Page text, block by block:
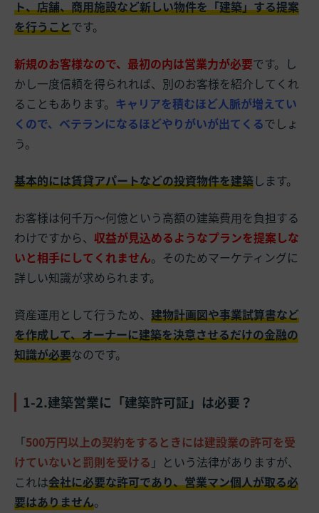
ト、店舗、商用施設など新しい物件を「建築」する提案
を行うことです。
新規のお客様なので、最初の内は営業力が必要です。し
かし一度信頼を得られれば、別のお客様を紹介してくれ
ることもあります。 キャリアを積むほど人脈が増えてい
くので、ベテランになるほどやりがいが出てくるでしょ
う。
基本的には賃貸アパートなどの投資物件を建築します。
お客様は何千万～何億という高額の建築費用を負担する
わけですから、 収益が見込めるようなプランを提案しな
いと相手にしてくれません。そのためマーケティングに
詳しい知識が求められます。
資産運用として行うため、 建物計画図や事業試算書など
を作成して、オーナーに建築を決意させるだけの金融の
知識が必要なのです。
1-2.建築営業に「建築許可証」は必要？
「500万円以上の契約をするときには建設業の許可を受
けていないと罰則を受ける 」という法律がありますが、
これは会社に必要な許可であり、営業マン個人が取る必
要はありません。